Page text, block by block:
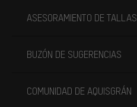
ASESORAMIENTO DE TALLAS
BUZÓN DE SUGERENCIAS
COMUNIDAD DE AQUISGRÁN